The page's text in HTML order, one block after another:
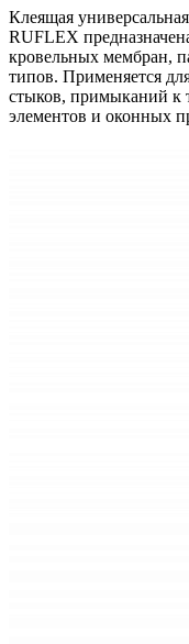
Клеящая
RUFLEX
кровельных мембран,
типов. Применяется
стыков, примыканий к
элементов и оконных